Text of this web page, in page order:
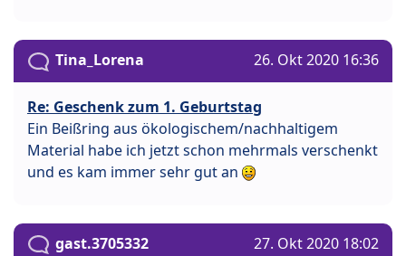
Tina_Lorena 26. Okt 2020 16:36
Re: Geschenk zum 1. Geburtstag
Ein Beißring aus ökologischem/nachhaltigem
Material habe ich jetzt schon mehrmals verschenkt
und es kam immer sehr gut an
gast.3705332 27. Okt 2020 18:02